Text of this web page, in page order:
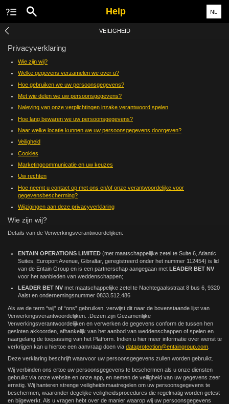
Help NL
VEILIGHEID
Privacyverklaring
Wie zijn wij?
Welke gegevens verzamelen we over u?
Hoe gebruiken we uw persoonsgegevens?
Met wie delen we uw persoonsgegevens?
Naleving van onze verplichtingen inzake verantwoord spelen
Hoe lang bewaren we uw persoonsgegevens?
Naar welke locatie kunnen we uw persoonsgegevens doorgeven?
Veiligheid
Cookies
Marketingcommunicatie en uw keuzes
Uw rechten
Hoe neemt u contact op met ons en/of onze verantwoordelijke voor
gegevensbescherming?
Wijzigingen aan deze privacyverklaring
Wie zijn wij?
Details van de Verwerkingsverantwoordelijken:
ENTAIN OPERATIONS LIMITED (met maatschappelijke zetel te Suite 6, Atlantic
Suites, Europort Avenue, Gibraltar, geregistreerd onder het nummer 112454) is lid
van de Entain Group en is een partnerschap aangegaan met LEADER BET NV
voor het aanbieden van weddenschappen;
LEADER BET NV met maatschappelijke zetel te Nachtegaalsstraat 8 bus 6, 9320
Aalst en ondernemingsnummer 0833.512.486
Als we de term “wij” of “ons” gebruiken, verwijst dit naar de bovenstaande lijst van
Verwerkingsverantwoordelijken. .Dezen zijn Gezamenlijke
Verwerkingsverantwoordelijken en verwerken de gegevens conform de tussen hen
gesloten akkoorden, afhankelijk van het aanbod van weddenschappen of spelen en
naargelang de toepassing van het Platform. Indien u hier meer informatie over wenst te
verkrijgen kan u hiertoe een aanvraag doen via dataprotection@entaingroup.com
Deze verklaring beschrijft waarvoor uw persoonsgegevens zullen worden gebruikt.
Wij verbinden ons ertoe uw persoonsgegevens te beschermen als u onze diensten
gebruikt via onze website en onze app, en nemen de veiligheid van uw gegevens zeer
ernstig. Wij hanteren strenge veiligheidsmaatregelen om uw persoonsgegevens te
beschermen, waaronder degelijke veiligheidsprocedures die regelmatig worden getest
en bijgewerkt. Als u vragen hebt over de manier waarop wij uw persoonsgegevens